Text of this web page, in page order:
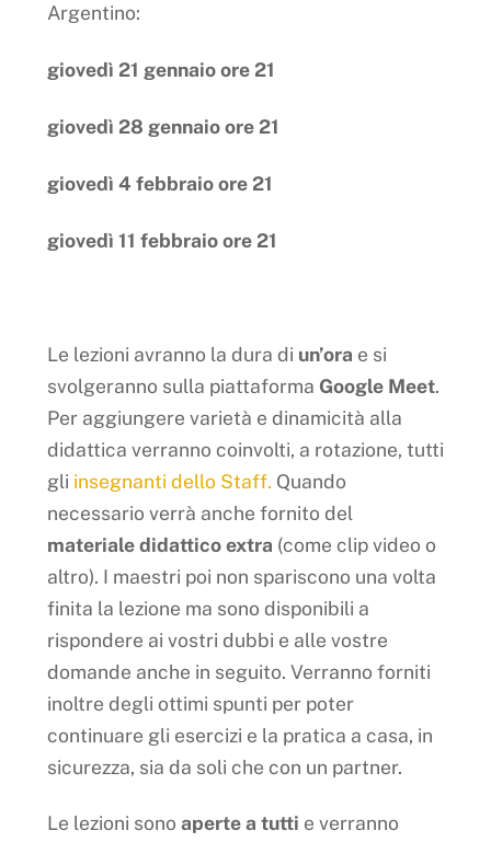
Argentino:
giovedì 21 gennaio ore 21
giovedì 28 gennaio ore 21
giovedì 4 febbraio ore 21
giovedì 11 febbraio ore 21
Le lezioni avranno la dura di un’ora e si
svolgeranno sulla piattaforma Google Meet.
Per aggiungere varietà e dinamicità alla
didattica verranno coinvolti, a rotazione, tutti
gli insegnanti dello Staff. Quando
necessario verrà anche fornito del
materiale didattico extra (come clip video o
altro). I maestri poi non spariscono una volta
finita la lezione ma sono disponibili a
rispondere ai vostri dubbi e alle vostre
domande anche in seguito. Verranno forniti
inoltre degli ottimi spunti per poter
continuare gli esercizi e la pratica a casa, in
sicurezza, sia da soli che con un partner.
Le lezioni sono aperte a tutti e verranno